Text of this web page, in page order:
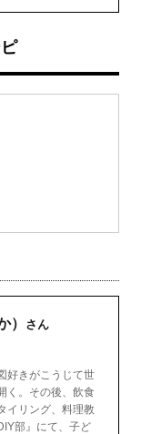
） さん
好きがこうじて世
く。その後、飲食
イリング、料理教
部』にて、子ど